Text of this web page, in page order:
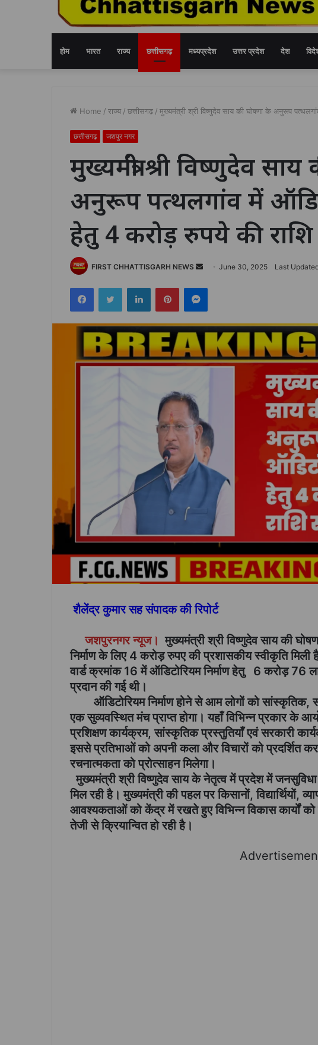
होम भारत राज्य छत्तीसगढ़ मध्यप्रदेश उत्तर प्रदेश देश
Home / राज्य / छत्तीसगढ़ / मुख्यमंत्री श्री विष्णुदेव साय की घोषणा के अनुरूप
छत्तीसगढ़ जशपुर नगर
मुख्यमंत्री श्री विष्णुदेव
अनुरूप पत्थलगांव में
हेतु 4 करोड़ रुपये की
FIRST CHHATTISGARH NEWS
SendJune 30, 2025 Last
FacebookTwitter LinkedInPinterestMessenger
शैलेंद्र कुमार सह संपादक की रिपोर्ट
जशपुरनगर न्यूज। मुख्यमंत्री श्री विष्णुदेव साय की
निर्माण के लिए 4 करोड़ रुपए की प्रशासकीय स्वीकृति
वार्ड क्रमांक 16 में ऑडिटोरियम निर्माण हेतु 6 करोड़ 76
प्रदान की गई थी।
ऑडिटोरियम निर्माण होने से आम लोगों को सांस्कृतिक,
एक सुव्यवस्थित मंच प्राप्त होगा। यहाँ विभिन्न प्रकार के
प्रशिक्षण कार्यक्रम, सांस्कृतिक प्रस्तुतियाँ एवं सरकारी
इससे प्रतिभाओं को अपनी कला और विचारों को प्रदर्शित
रचनात्मकता को प्रोत्साहन मिलेगा।
मुख्यमंत्री श्री विष्णुदेव साय के नेतृत्व में प्रदेश में
मिल रही है। मुख्यमंत्री की पहल पर किसानों, विद्यार्थियों,
आवश्यकताओं को केंद्र में रखते हुए विभिन्न विकास कार्यों को
तेजी से क्रियान्वित हो रही है।